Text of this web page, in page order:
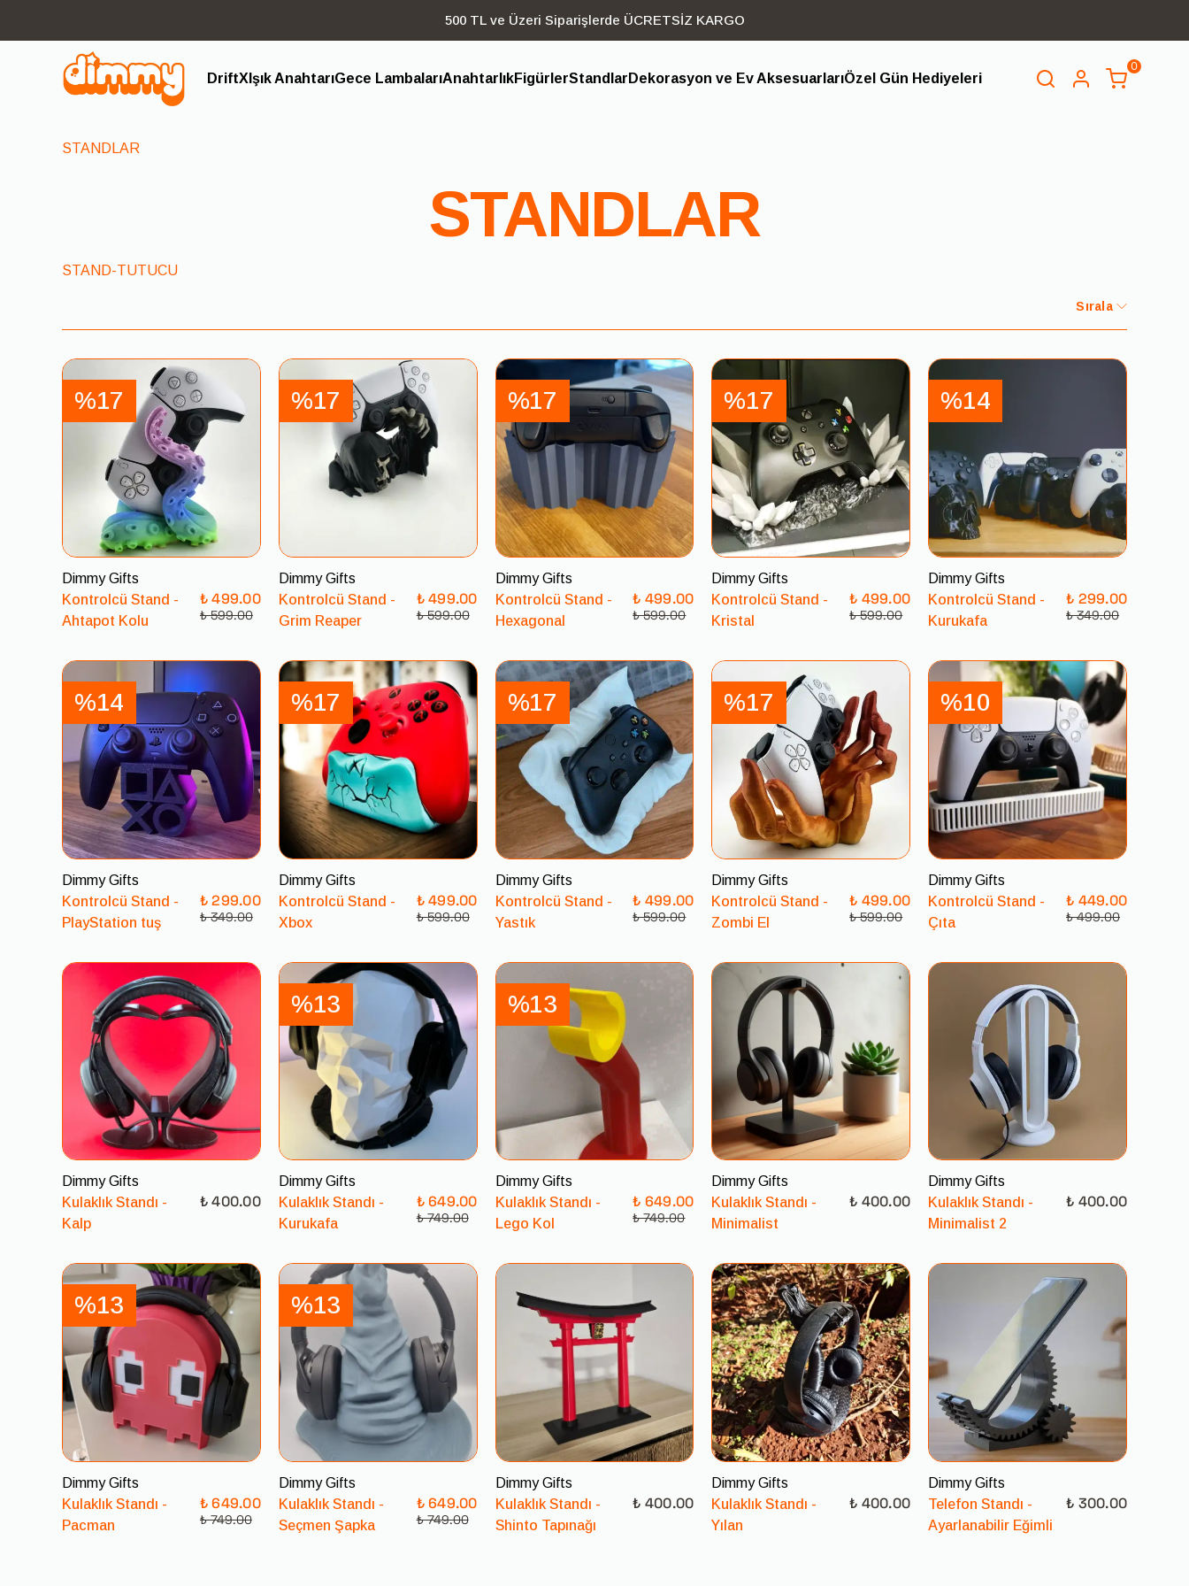
500 TL ve Üzeri Siparişlerde ÜCRETSİZ KARGO
DriftX Işık AnahtarıGece LambalarıAnahtarlıkFigürlerStandlar Dekorasyon ve Ev AksesuarlarıÖzel Gün Hediyeleri
0
STANDLAR
STANDLAR
STAND-TUTUCU
Sırala
%17
Dimmy Gifts
Kontrolcü Stand -
Ahtapot Kolu
₺ 499.00
₺ 599.00
%17
Dimmy Gifts
Kontrolcü Stand -
Grim Reaper
₺ 499.00
₺ 599.00
%17
Dimmy Gifts
Kontrolcü Stand -
Hexagonal
₺ 499.00
₺ 599.00
%17
Dimmy Gifts
Kontrolcü Stand -
Kristal
₺ 499.00
₺ 599.00
%14
Dimmy Gifts
Kontrolcü Stand -
Kurukafa
₺ 299.00
₺ 349.00
%14
Dimmy Gifts
Kontrolcü Stand -
PlayStation tuş
₺ 299.00
₺ 349.00
%17
Dimmy Gifts
Kontrolcü Stand -
Xbox
₺ 499.00
₺ 599.00
%17
Dimmy Gifts
Kontrolcü Stand -
Yastık
₺ 499.00
₺ 599.00
%17
Dimmy Gifts
Kontrolcü Stand -
Zombi El
₺ 499.00
₺ 599.00
%10
Dimmy Gifts
Kontrolcü Stand -
Çıta
₺ 449.00
₺ 499.00
Dimmy Gifts
Kulaklık Standı -
Kalp
₺ 400.00
%13
Dimmy Gifts
Kulaklık Standı -
Kurukafa
₺ 649.00
₺ 749.00
%13
Dimmy Gifts
Kulaklık Standı -
Lego Kol
₺ 649.00
₺ 749.00
Dimmy Gifts
Kulaklık Standı -
Minimalist
₺ 400.00
Dimmy Gifts
Kulaklık Standı -
Minimalist 2
₺ 400.00
%13
Dimmy Gifts
Kulaklık Standı -
Pacman
₺ 649.00
₺ 749.00
%13
Dimmy Gifts
Kulaklık Standı -
Seçmen Şapka
₺ 649.00
₺ 749.00
Dimmy Gifts
Kulaklık Standı -
Shinto Tapınağı
₺ 400.00
Dimmy Gifts
Kulaklık Standı -
Yılan
₺ 400.00
Dimmy Gifts
Telefon Standı -
Ayarlanabilir Eğimli
₺ 300.00